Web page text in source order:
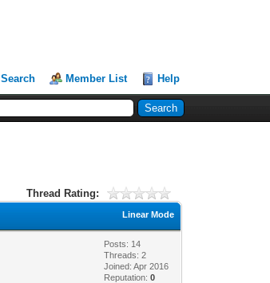
Search Member List Help
Thread Rating:
Linear Mode
Posts: 14
Threads: 2
Joined: Apr 2016
Reputation:0